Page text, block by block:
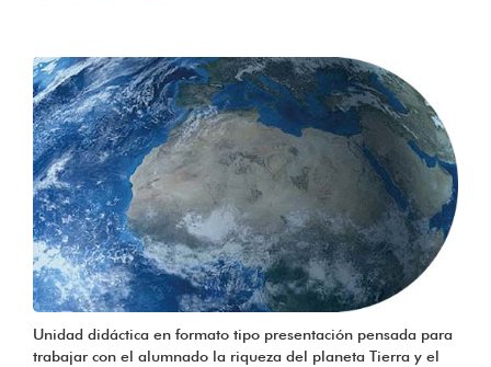
Unidad didáctica en formato tipo presentación pensada para
trabajar con el alumnado la riqueza del planeta Tierra y el